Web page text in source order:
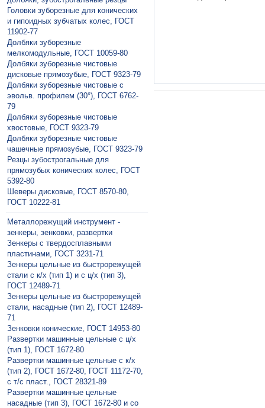
Головки зуборезные для конических
и гипоидных зубчатых колес, ГОСТ
11902-77
Долбяки зуборезные
мелкомодульные, ГОСТ 10059-80
Долбяки зуборезные чистовые
дисковые прямозубые, ГОСТ 9323-79
Долбяки зуборезные чистовые с
эвольв. профилем (30°), ГОСТ 6762-
79
Долбяки зуборезные чистовые
хвостовые, ГОСТ 9323-79
Долбяки зуборезные чистовые
чашечные прямозубые, ГОСТ 9323-79
Резцы зубострогальные для
прямозубых конических колес, ГОСТ
5392-80
Шеверы дисковые, ГОСТ 8570-80,
ГОСТ 10222-81
Металлорежущий инструмент -
зенкеры, зенковки, развертки
Зeнкeры с твердосплавными
пластинами, ГОСТ 3231-71
Зeнкeры цельные из быстрорежущей
стали с к/х (тип 1) и с ц/х (тип 3),
ГОСТ 12489-71
Зeнкeры цельные из быстрорежущей
стали, насадные (тип 2), ГОСТ 12489-
71
Зенковки конические, ГОСТ 14953-80
Рaзвeртки мaшинныe цельные с ц/х
(тип 1), ГОСТ 1672-80
Рaзвeртки мaшинные цельные с к/х
(тип 2), ГОСТ 1672-80, ГОСТ 11172-70,
с т/с пласт., ГОСТ 28321-89
Рaзвeртки машинные цельные
насадные (тип 3), ГОСТ 1672-80 и со